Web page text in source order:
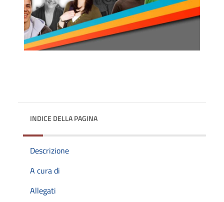
INDICE DELLA PAGINA
Descrizione
A cura di
Allegati